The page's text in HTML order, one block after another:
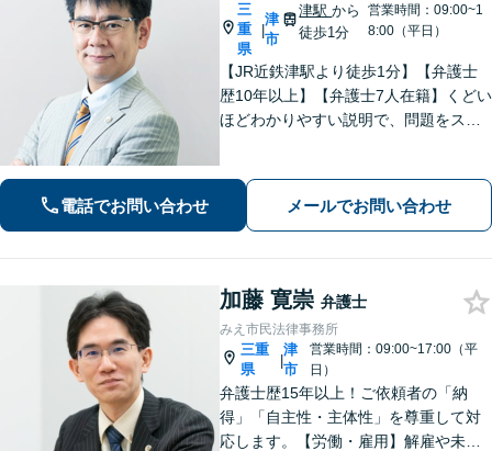
三
重
県
|
津
市
津駅から
徒歩1分
営業時間：09:00~1
8:00（平日）
【JR近鉄津駅より徒歩1分】【弁護士
歴10年以上】【弁護士7人在籍】くどい
ほどわかりやすい説明で、問題をスム
数【借金・債務整理】自己破産で、借
金を0にできる可能性があります。
電話でお問い合わせ メールでお問い合わせ
加藤 寛崇 弁護士
みえ市民法律事務所
三重
県
|
津
市
営業時間：09:00~17:00（平
日）
弁護士歴15年以上！ご依頼者の「納
得」「自主性・主体性」を尊重して対
応します。【労働・雇用】解雇や未払